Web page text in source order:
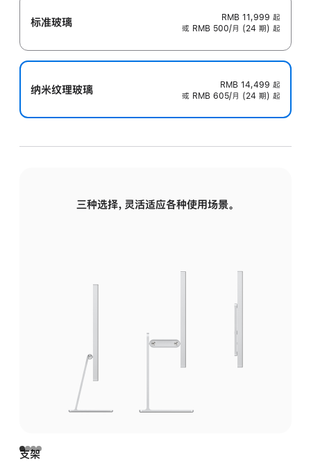
标准玻璃 RMB 11,999 起
或 RMB 500/月 (24 期) 起
纳米纹理玻璃 RMB 14,499 起
或 RMB 605/月 (24 期) 起
三种选择，灵活适应各种使用场景。
支架